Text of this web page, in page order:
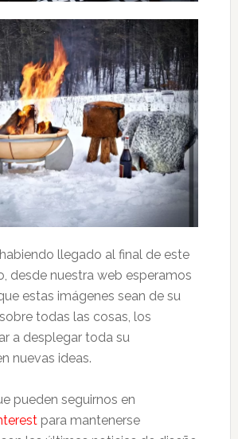
habiendo llegado al final de este
desde nuestra web esperamos
estas imágenes sean de su
todas las cosas, los
a desplegar toda su
nuevas ideas.
pueden seguirnos en
para mantenerse